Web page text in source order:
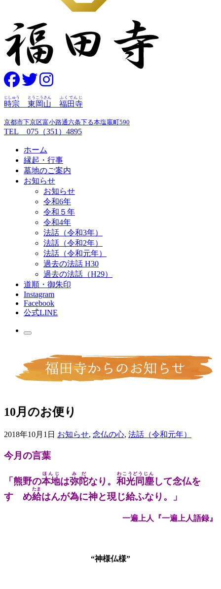
時宗
じしゅう
東岡山
とうこうさん
福田寺
ふくでんじ
京都市下京区富小路通六条下る本塩竈町590
TEL 075（351）4895
ホーム
縁起・行事
墓地のご案内
お知らせ
お知らせ
令和6年
令和５年
令和4年
法話（令和3年）
法話（令和2年）
法話（令和元年）
過去の法話 H30
過去の法話（H29）
道順・御朱印
Instagram
Facebook
公式LINE
10月のお便り
2018年10月1日 お知らせ, 念仏の心, 法話（令和元年）
今月の言葉
「熊野の本地
ほんじ
は弥陀
みだ
なり。 和光同塵
わこうどうじん
して念仏を
すゝめ給
たま
はんが為に神と現じ給ふなり。」
一遍上人『一遍上人語録』
“神様仏様”